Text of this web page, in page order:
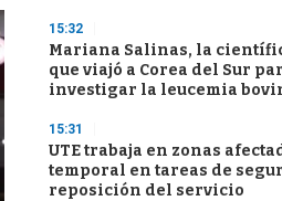
15:32
Mariana Salinas, la
que viajó a Corea del Sur
investigar la leucemia
15:31
UTE trabaja en zonas
temporal en tareas de
reposición del servicio